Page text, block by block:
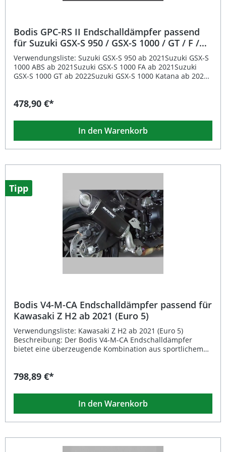
Bodis GPC-RS II Endschalldämpfer passend
für Suzuki GSX-S 950 / GSX-S 1000 / GT / F /
Katana ab 2021
Verwendungsliste: Suzuki GSX-S 950 ab 2021Suzuki GSX-S
1000 ABS ab 2021Suzuki GSX-S 1000 FA ab 2021Suzuki
GSX-S 1000 GT ab 2022Suzuki GSX-S 1000 Katana ab 2021
Verhältnis und seine hochwertige Verarbeitung. Er sorgt
gesteigertes Drehmoment und Leistungszuwachs. Der
originale Katalysator bleibt weiterhin erhalten, sodass
eine umweltfreundliche und gesetzeskonforme Lösung
gewährleistet ist. Dank der E-Zulassung kann der Auspuff
Die Montage gestaltet sich unkompliziert, da der
Endschalldämpfer einfach gegen das Originalteil
ausgetauscht wird. Hochwertiger Endschalldämpfer mit E-
Zeichen – für den Straßenverkehr zugelassen Verbessert
Leistung, Drehmoment und Sound Original Katalysator
bleibt erhalten Einfache Montage ohne Spezialwerkzeug
Inklusive herausnehmbarem DB-Eater Lieferumfang: 1x
Bodis GPC-RS II Endschalldämpfer 1x herausnehmbarer
DB-Eater Montagematerial EG-Typgenehmigung
478,90 €*
In den Warenkorb
Tipp
Bodis V4-M-CA Endschalldämpfer passend für
Kawasaki Z H2 ab 2021 (Euro 5)
Verwendungsliste: Kawasaki Z H2 ab 2021 (Euro 5)
Beschreibung: Der Bodis V4-M-CA Endschalldämpfer
bietet eine überzeugende Kombination aus sportlichem
verwendet, wodurch die straßenzugelassene
lässt sich der Endschalldämpfer mühelos gegen das
Originalteil austauschen. Sie profitieren nicht nur von
einer deutlichen optischen Aufwertung Ihres Motorrads,
sondern auch von einem spürbaren Zuwachs an
Typgenehmigung und einem E-Zeichen ausgestattet,
wodurch eine legale Nutzung im Straßenverkehr
798,89 €*
In den Warenkorb